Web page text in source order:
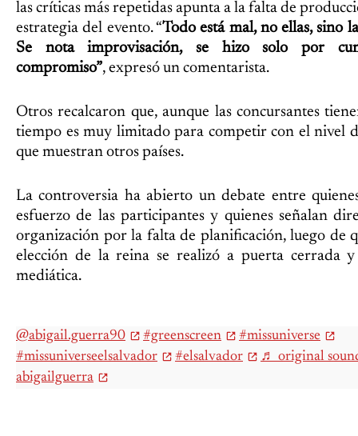
las críticas más repetidas apunta a la falta de
estrategia del evento. “Todo está mal, no ellas, sino
Se nota improvisación, se hizo solo por
compromiso”, expresó un comentarista.
Otros recalcaron que, aunque las concursantes
tiempo es muy limitado para competir con el nivel
que muestran otros países.
La controversia ha abierto un debate entre
esfuerzo de las participantes y quienes señalan
organización por la falta de planificación, luego de
elección de la reina se realizó a puerta cerrada y
mediática.
@abigail.guerra90 #greenscreen
#missuniverse
#missuniverseelsalvador
#elsalvador
♬ original
abigailguerra